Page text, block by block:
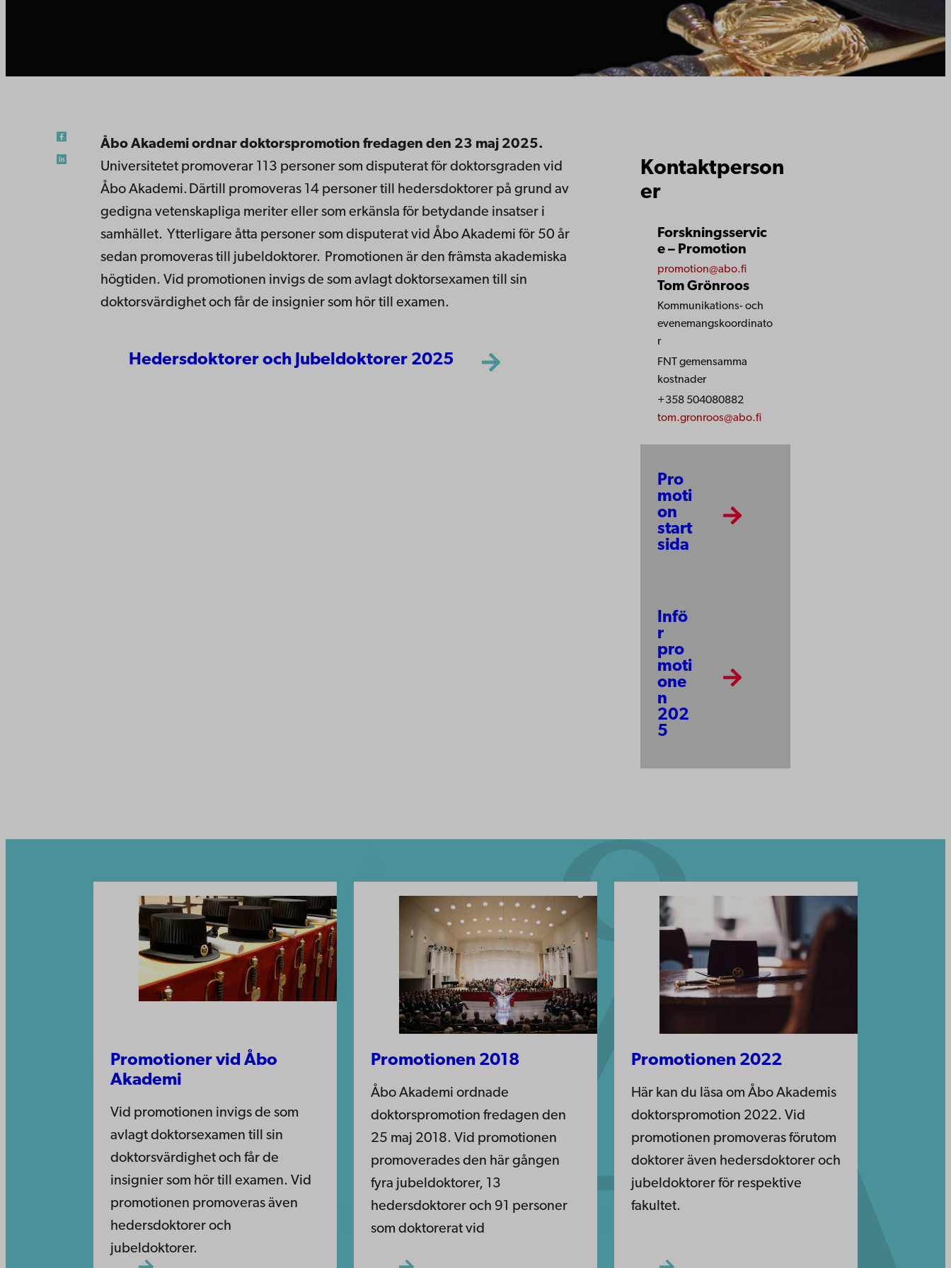
Åbo Akademi ordnar doktorspromotion fredagen den 23 maj 2025.
Universitetet promoverar 113 personer som disputerat för doktorsgraden vid
Åbo Akademi. Därtill promoveras 14 personer till hedersdoktorer på grund av
gedigna vetenskapliga meriter eller som erkänsla för betydande insatser i
samhället. Ytterligare åtta personer som disputerat vid Åbo Akademi för 50 år
sedan promoveras till jubeldoktorer. Promotionen är den främsta akademiska
högtiden. Vid promotionen invigs de som avlagt doktorsexamen till sin
doktorsvärdighet och får de insignier som hör till examen.
Hedersdoktorer och Jubeldoktorer 2025
Kontaktperson
er
Forskningsservic
e – Promotion
promotion@abo.fi
Tom Grönroos
Kommunikations- och
evenemangskoordinato
r
FNT gemensamma
kostnader
+358 504080882
tom.gronroos@abo.fi
Pro
moti
on
start
sida
Infö
r
pro
moti
one
n
202
5
Promotioner vid Åbo
Akademi
Vid promotionen invigs de som
avlagt doktorsexamen till sin
doktorsvärdighet och får de
insignier som hör till examen. Vid
promotionen promoveras även
hedersdoktorer och
jubeldoktorer.
Promotionen 2018
Åbo Akademi ordnade
doktorspromotion fredagen den
25 maj 2018. Vid promotionen
promoverades den här gången
fyra jubeldoktorer, 13
hedersdoktorer och 91 personer
som doktorerat vid
Promotionen 2022
Här kan du läsa om Åbo Akademis
doktorspromotion 2022. Vid
promotionen promoveras förutom
doktorer även hedersdoktorer och
jubeldoktorer för respektive
fakultet.